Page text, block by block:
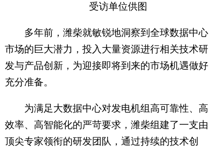
受访单位供图
多年前，潍柴就敏锐地洞察到全球数据中心
市场的巨大潜力，投入大量资源进行相关技术研
发与产品创新，为迎接即将到来的市场机遇做好
充分准备。
为满足大数据中心对发电机组高可靠性、高
效率、高智能化的严苛要求，潍柴组建了一支由
顶尖专家领衔的研发团队，通过持续的技术创